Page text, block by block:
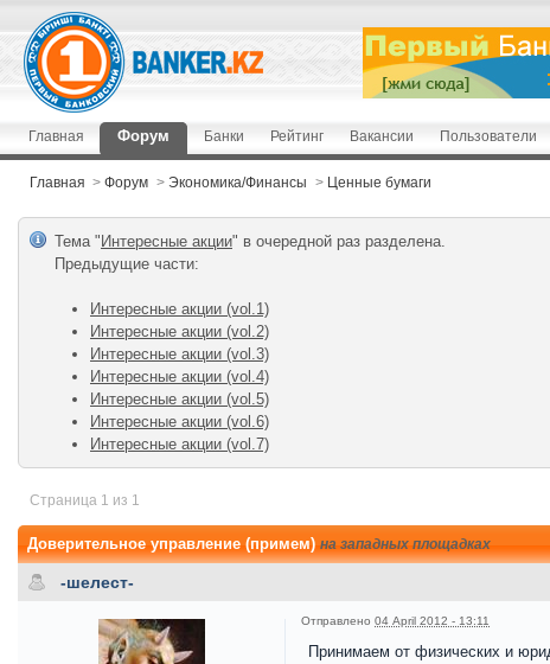
Главная Форум Банки Рейтинг Вакансии Пользователи
Главная > Форум > Экономика/Финансы > Ценные бумаги
Тема " Интересные акции" в очередной раз разделена.
Предыдущие чаcти:
Интересные акции (vol.1)
Интересные акции (vol.2)
Интересные акции (vol.3)
Интересные акции (vol.4)
Интересные акции (vol.5)
Интересные акции (vol.6)
Интересные акции (vol.7)
Страница 1 из 1
Доверительное управление (примем)на западных площадках
-шелест-
Отправлено 04 April 2012 - 13:11
Принимаем от физических и